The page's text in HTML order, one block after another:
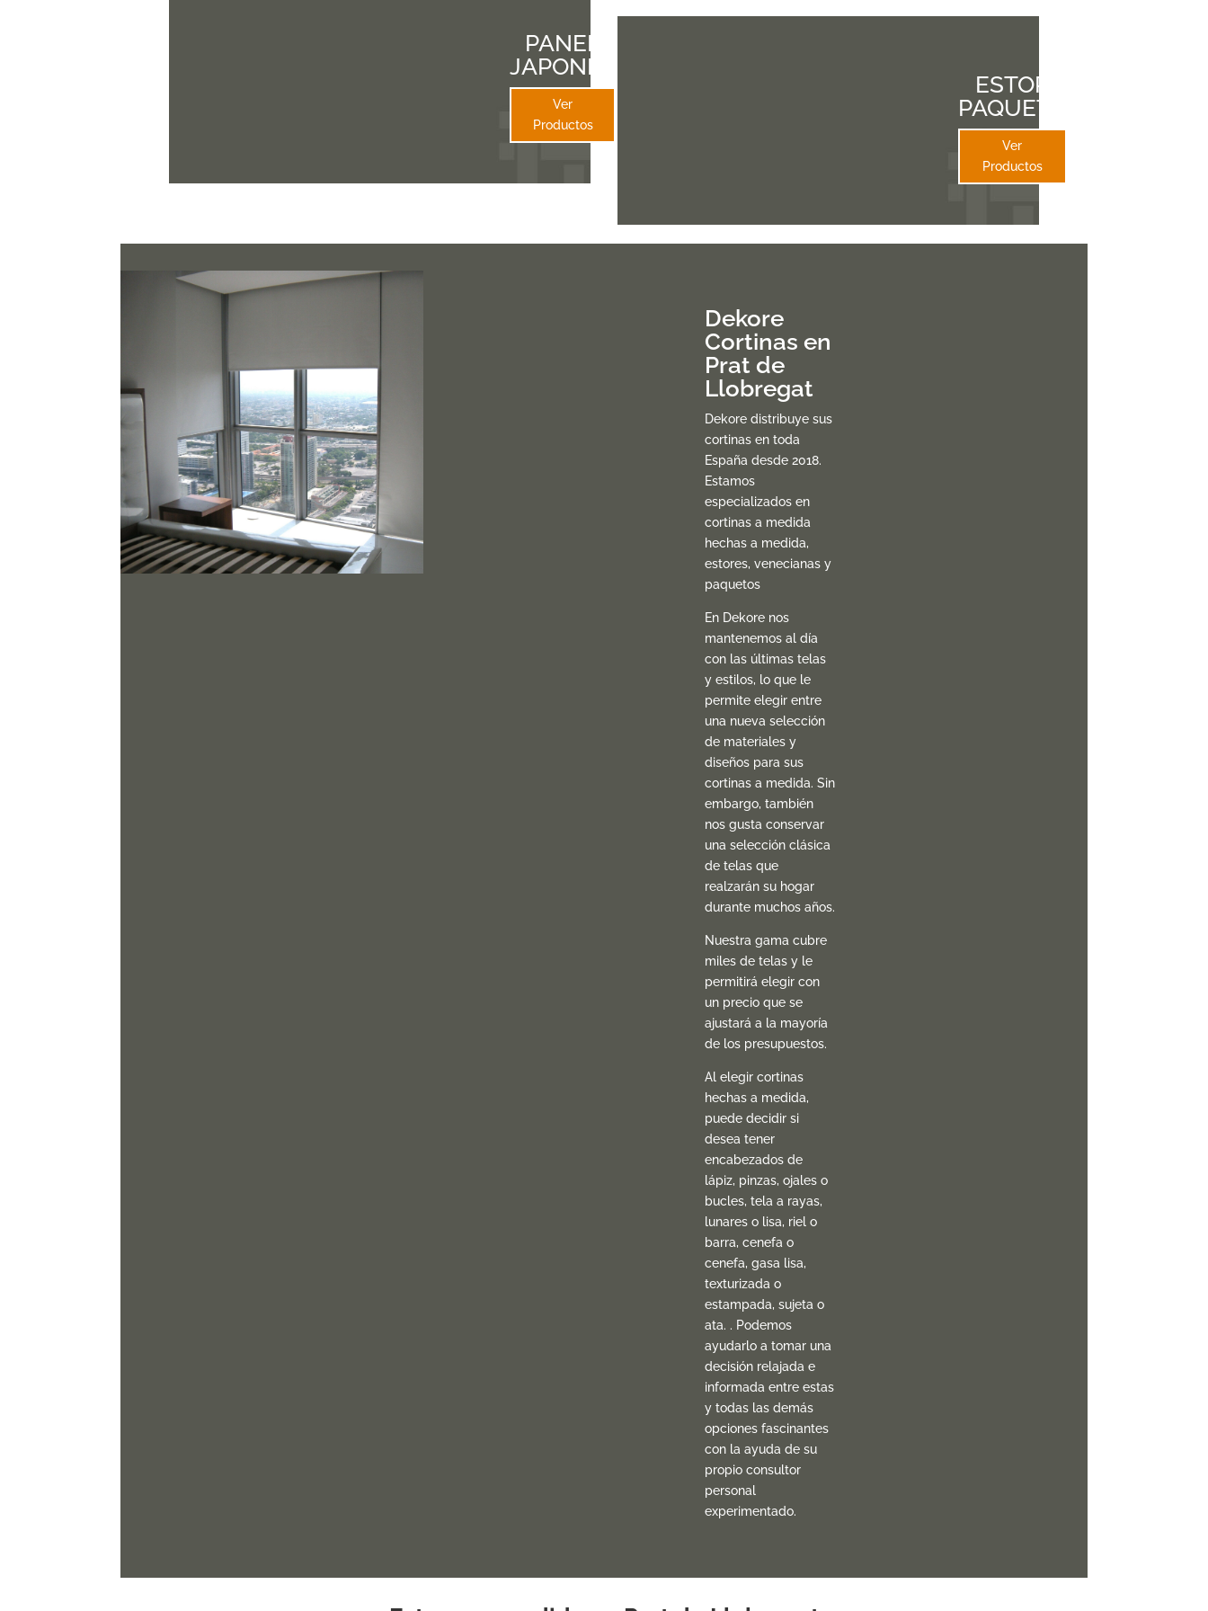
PANEL
JAPONES
Ver
Productos
ESTOR
PAQUETO
Ver
Productos
Dekore
Cortinas en
Prat de
Llobregat
Dekore distribuye sus
cortinas en toda
España desde 2018.
Estamos
especializados en
cortinas a medida
hechas a medida,
estores, venecianas y
paquetos
En Dekore nos
mantenemos al día
con las últimas telas
y estilos, lo que le
permite elegir entre
una nueva selección
de materiales y
diseños para sus
cortinas a medida. Sin
embargo, también
nos gusta conservar
una selección clásica
de telas que
realzarán su hogar
durante muchos años.
Nuestra gama cubre
miles de telas y le
permitirá elegir con
un precio que se
ajustará a la mayoría
de los presupuestos.
Al elegir cortinas
hechas a medida,
puede decidir si
desea tener
encabezados de
lápiz, pinzas, ojales o
bucles, tela a rayas,
lunares o lisa, riel o
barra, cenefa o
cenefa, gasa lisa,
texturizada o
estampada, sujeta o
ata. . Podemos
ayudarlo a tomar una
decisión relajada e
informada entre estas
y todas las demás
opciones fascinantes
con la ayuda de su
propio consultor
personal
experimentado.